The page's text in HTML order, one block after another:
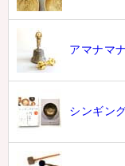
アマナマ
シンギン